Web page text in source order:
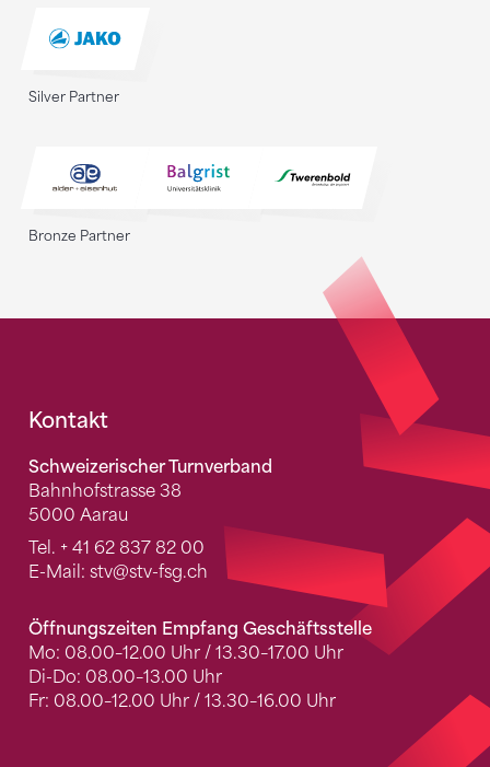
Silver Partner
Bronze Partner
Fusszeile
Kontakt
Schweizerischer Turnverband
Bahnhofstrasse 38
5000 Aarau
Tel. + 41 62 837 82 00
E-Mail: stv@stv-fsg.ch
Öffnungszeiten Empfang Geschäftsstelle
Mo: 08.00–12.00 Uhr / 13.30–17.00 Uhr
Di-Do: 08.00–13.00 Uhr
Fr: 08.00–12.00 Uhr / 13.30–16.00 Uhr